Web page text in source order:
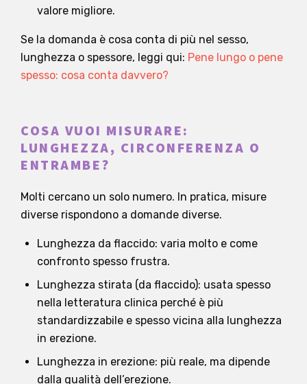
valore migliore.
Se la domanda è cosa conta di più nel sesso,
lunghezza o spessore, leggi qui: Pene lungo o pene
spesso: cosa conta davvero?
COSA VUOI MISURARE:
LUNGHEZZA, CIRCONFERENZA O
ENTRAMBE?
Molti cercano un solo numero. In pratica, misure
diverse rispondono a domande diverse.
Lunghezza da flaccido: varia molto e come
confronto spesso frustra.
Lunghezza stirata (da flaccido): usata spesso
nella letteratura clinica perché è più
standardizzabile e spesso vicina alla lunghezza
in erezione.
Lunghezza in erezione: più reale, ma dipende
dalla qualità dell’erezione.